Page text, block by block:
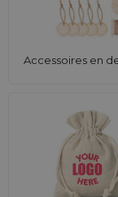
Accessoires en